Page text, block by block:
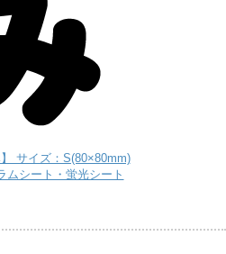
サイズ：S(80×80mm)
ムシート・蛍光シート